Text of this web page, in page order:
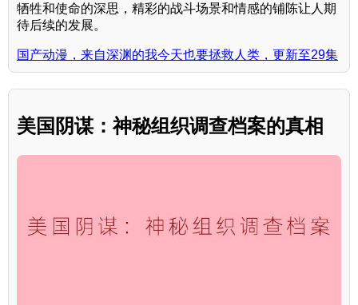
牺牲和使命的深思，精彩的战斗场景和情感的铺陈让人期
待后续的发展。
国产动漫，来自深渊的我今天也要拯救人类，更新至29集
美国阴谋：神秘组织调查档案的真相